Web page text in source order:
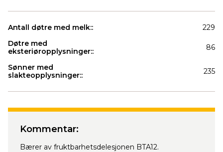
Antall døtre med melk::
229
Døtre med
eksteriøropplysninger::
86
Sønner med
slakteopplysninger::
235
Produkter
Kommentar:
Bærer av fruktbarhetsdelesjonen BTA12.